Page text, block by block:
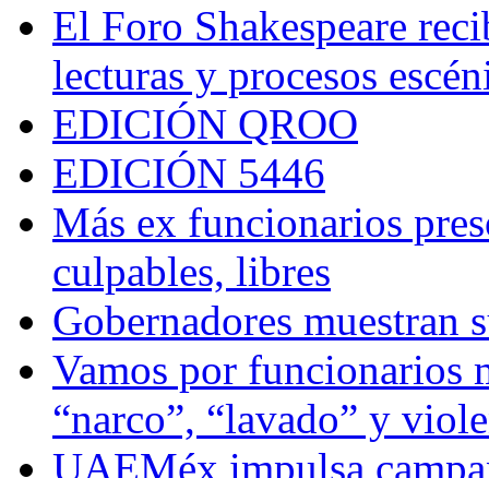
El Foro Shakespeare
lecturas y procesos
EDICIÓN QROO
EDICIÓN 5446
Más ex funcionarios
culpables, libres
Gobernadores muestran
Vamos por funcionarios
“narco”, “lavado” y
UAEMéx impulsa